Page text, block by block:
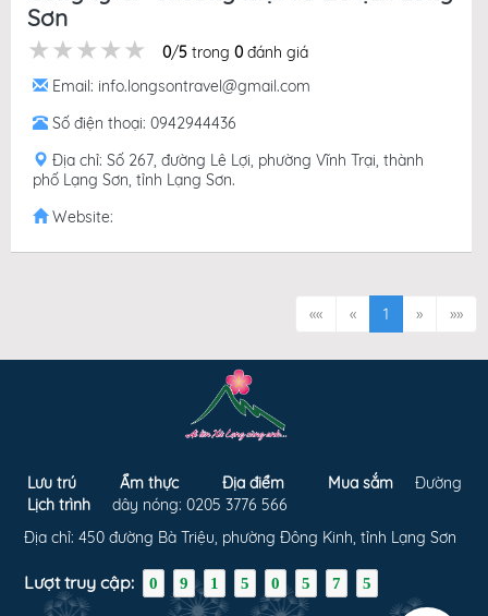
Sơn
★★★★★
★★★★★
★★★★★ 0/5 trong 0đánh giá
Email: info.longsontravel@gmail.com
Số điện thoại: 0942944436
Địa chỉ: Số 267, đường Lê Lợi, phường Vĩnh Trại, thành
phố Lạng Sơn, tỉnh Lạng Sơn.
Website:
«« « 1 » »»
Lưu trú Ẩm thực Địa điểm
Mua sắm
Lịch trình
Đường
dây nóng: 0205 3776 566
Địa chỉ: 450 đường Bà Triệu, phường Đông Kinh, tỉnh Lạng Sơn
Lượt truy cập: 0 9 1 5 0 5 7 5